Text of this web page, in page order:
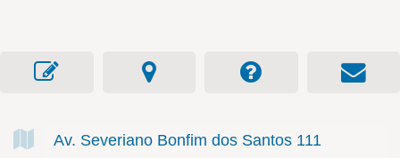
Av. Severiano Bonfim dos Santos 111